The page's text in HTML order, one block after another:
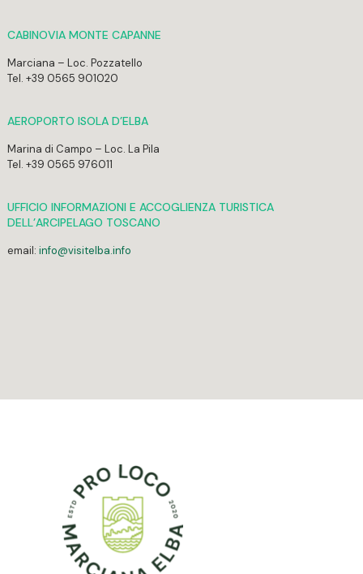
CABINOVIA MONTE CAPANNE
Marciana – Loc. Pozzatello
Tel. +39 0565 901020
AEROPORTO ISOLA D’ELBA
Marina di Campo – Loc. La Pila
Tel. +39 0565 976011
UFFICIO INFORMAZIONI E ACCOGLIENZA TURISTICA
DELL’ARCIPELAGO TOSCANO
email: info@visitelba.info